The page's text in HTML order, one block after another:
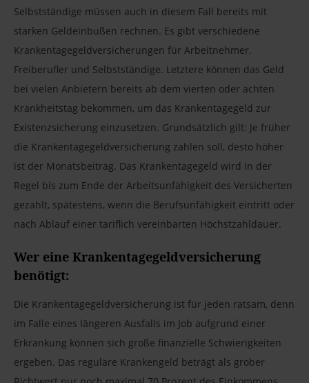
Selbstständige müssen auch in diesem Fall bereits mit
starken Geldeinbußen rechnen. Es gibt verschiedene
Krankentagegeldversicherungen für Arbeitnehmer,
Freiberufler und Selbstständige. Letztere können das Geld
bei vielen Anbietern bereits ab dem vierten oder achten
Krankheitstag bekommen, um das Krankentagegeld zur
Existenzsicherung einzusetzen. Grundsätzlich gilt: Je früher
die Krankentagegeldversicherung zahlen soll, desto höher
ist der Monatsbeitrag. Das Krankentagegeld wird in der
Regel bis zum Ende der Arbeitsunfähigkeit des Versicherten
gezahlt, spätestens, wenn die Berufsunfähigkeit eintritt oder
nach Ablauf einer tariflich vereinbarten Höchstzahldauer.
Wer eine Krankentagegeldversicherung
benötigt:
Die Krankentagegeldversicherung ist für jeden ratsam, denn
im Falle eines längeren Ausfalls im Job aufgrund einer
Erkrankung können sich große finanzielle Schwierigkeiten
ergeben. Das reguläre Krankengeld beträgt als grober